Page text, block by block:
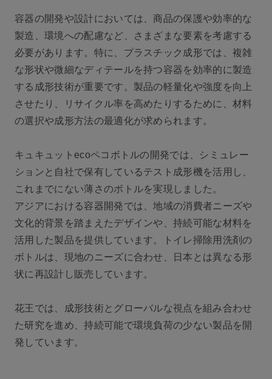
容器の開発や設計においては、商品の保護や効率的な
製造、環境への配慮など、さまざまな要素を考慮する
必要があります。特に、プラスチック成形では、複雑
な形状や微細なディテールを持つ容器を効率的に製造
する成形技術が重要です。製品の軽量化や強度を向上
させたり、リサイクル率を高めたりするために、材料
の選択や成形方法の最適化が求められます。
キュキュットecoペコボトルの開発では、シミュレー
ションと自社で保有しているテスト成形機を活用し、
これまでにない薄さのボトルを実現しました。
アジアにおける容器開発では、地域の消費者ニーズや
文化的背景を踏まえたデザインや、持続可能な材料を
活用した製品を提供しています。トイレ掃除用洗剤の
ボトルは、現地のニーズに合わせ、日本とは異なる形
状に再設計し販売しています。
花王では、成形技術とグローバルな視点を組み合わせ
た研究を進め、持続可能で環境負荷の少ない製品を開
発しています。